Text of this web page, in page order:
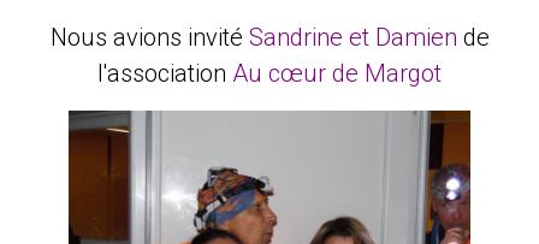
Nous avions invité Sandrine et Damien de
l'association Au cœur de Margot